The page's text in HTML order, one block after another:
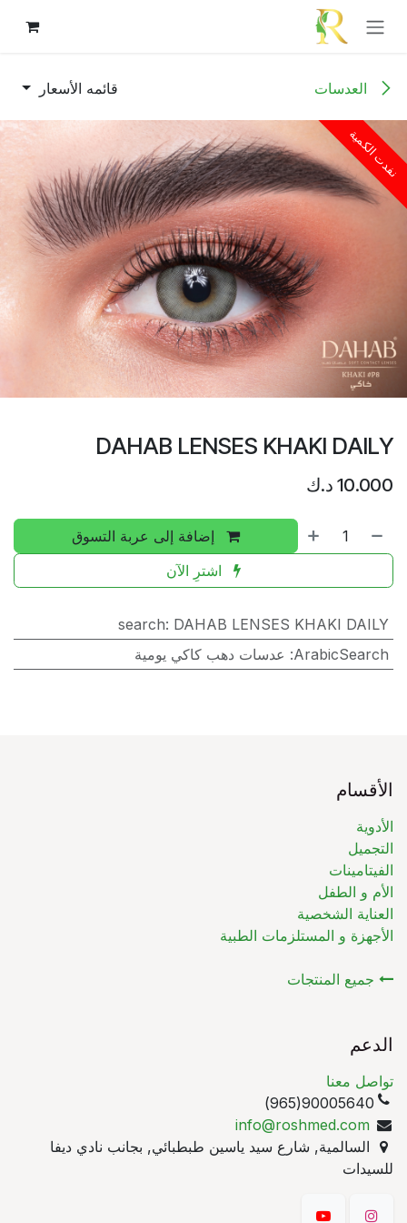
تخطي للذهاب إلى المحتوى
العدسات قائمه الأسعار
نفدت الكمية
DAHAB LENSES KHAKI DAILY
10.000 د.ك
إضافة إلى عربة التسوق
اشترِ الآن
search: DAHAB LENSES KHAKI DAILY
ArabicSearch
: عدسات دهب كاكي يومية
الأقسام
الأدوية
التجميل
الفيتامينات
الأم و الطفل
العناية الشخصية
الأجهزة و المستلزمات الطبية
جميع المنتجات
الدعم
تواصل معنا
90005640(965)
info@roshmed.com
السالمية, شارع سيد ياسين طبطبائي, بجانب نادي ديفا
للسيدات